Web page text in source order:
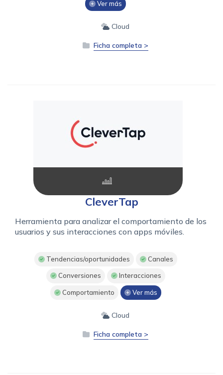
Ver más
Cloud
Ficha completa >
CleverTap
Herramienta para analizar el comportamiento de los
usuarios y sus interacciones con apps móviles.
Tendencias/oportunidades Canales
Conversiones Interacciones
Comportamiento Ver más
Cloud
Ficha completa >